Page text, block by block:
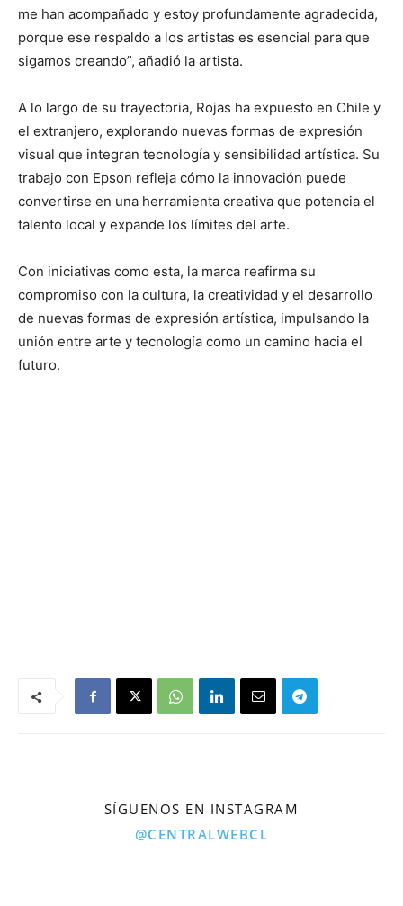
me han acompañado y estoy profundamente agradecida,
porque ese respaldo a los artistas es esencial para que
sigamos creando”, añadió la artista.
A lo largo de su trayectoria, Rojas ha expuesto en Chile y
el extranjero, explorando nuevas formas de expresión
visual que integran tecnología y sensibilidad artística. Su
trabajo con Epson refleja cómo la innovación puede
convertirse en una herramienta creativa que potencia el
talento local y expande los límites del arte.
Con iniciativas como esta, la marca reafirma su
compromiso con la cultura, la creatividad y el desarrollo
de nuevas formas de expresión artística, impulsando la
unión entre arte y tecnología como un camino hacia el
futuro.
SÍGUENOS EN INSTAGRAM
@CENTRALWEBCL